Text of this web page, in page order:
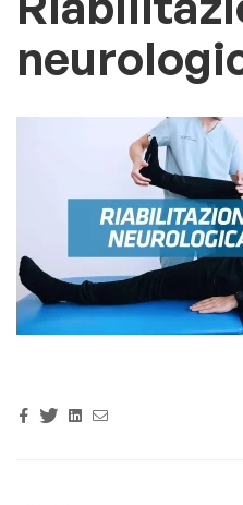
Facebook
TwitterLinkedin